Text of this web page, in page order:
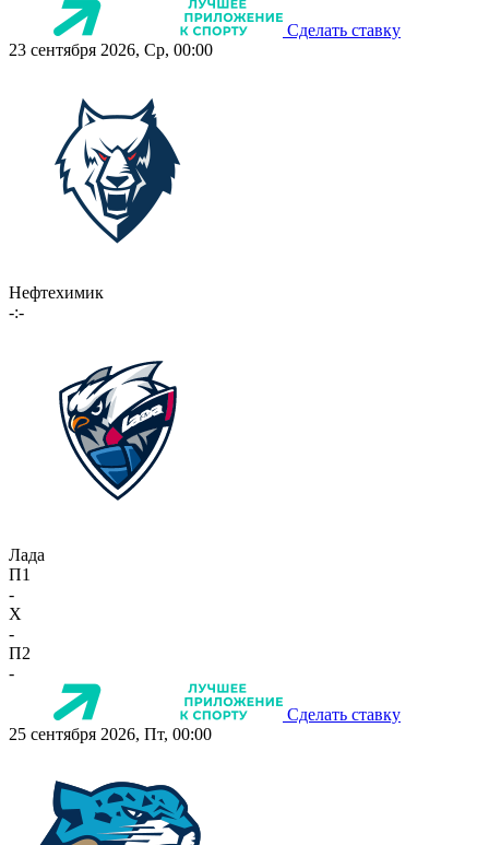
Сделать ставку
23 сентября 2026, Ср, 00:00
Нефтехимик
-:-
Лада
П1
-
X
-
П2
-
Сделать ставку
25 сентября 2026, Пт, 00:00